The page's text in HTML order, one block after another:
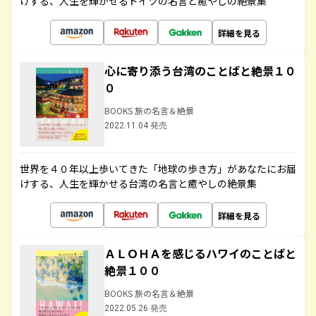
詳細を見る
心に寄り添う台湾のことばと絶景１０
０
BOOKS 旅の名言＆絶景
2022.11.04 発売
世界を４０年以上歩いてきた「地球の歩き方」があなたにお届
けする、人生を輝かせる台湾の名言と癒やしの絶景集
詳細を見る
ＡＬＯＨＡを感じるハワイのことばと
絶景１００
BOOKS 旅の名言＆絶景
2022.05.26 発売